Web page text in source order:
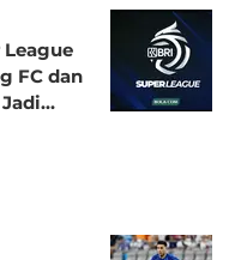
League
FC dan